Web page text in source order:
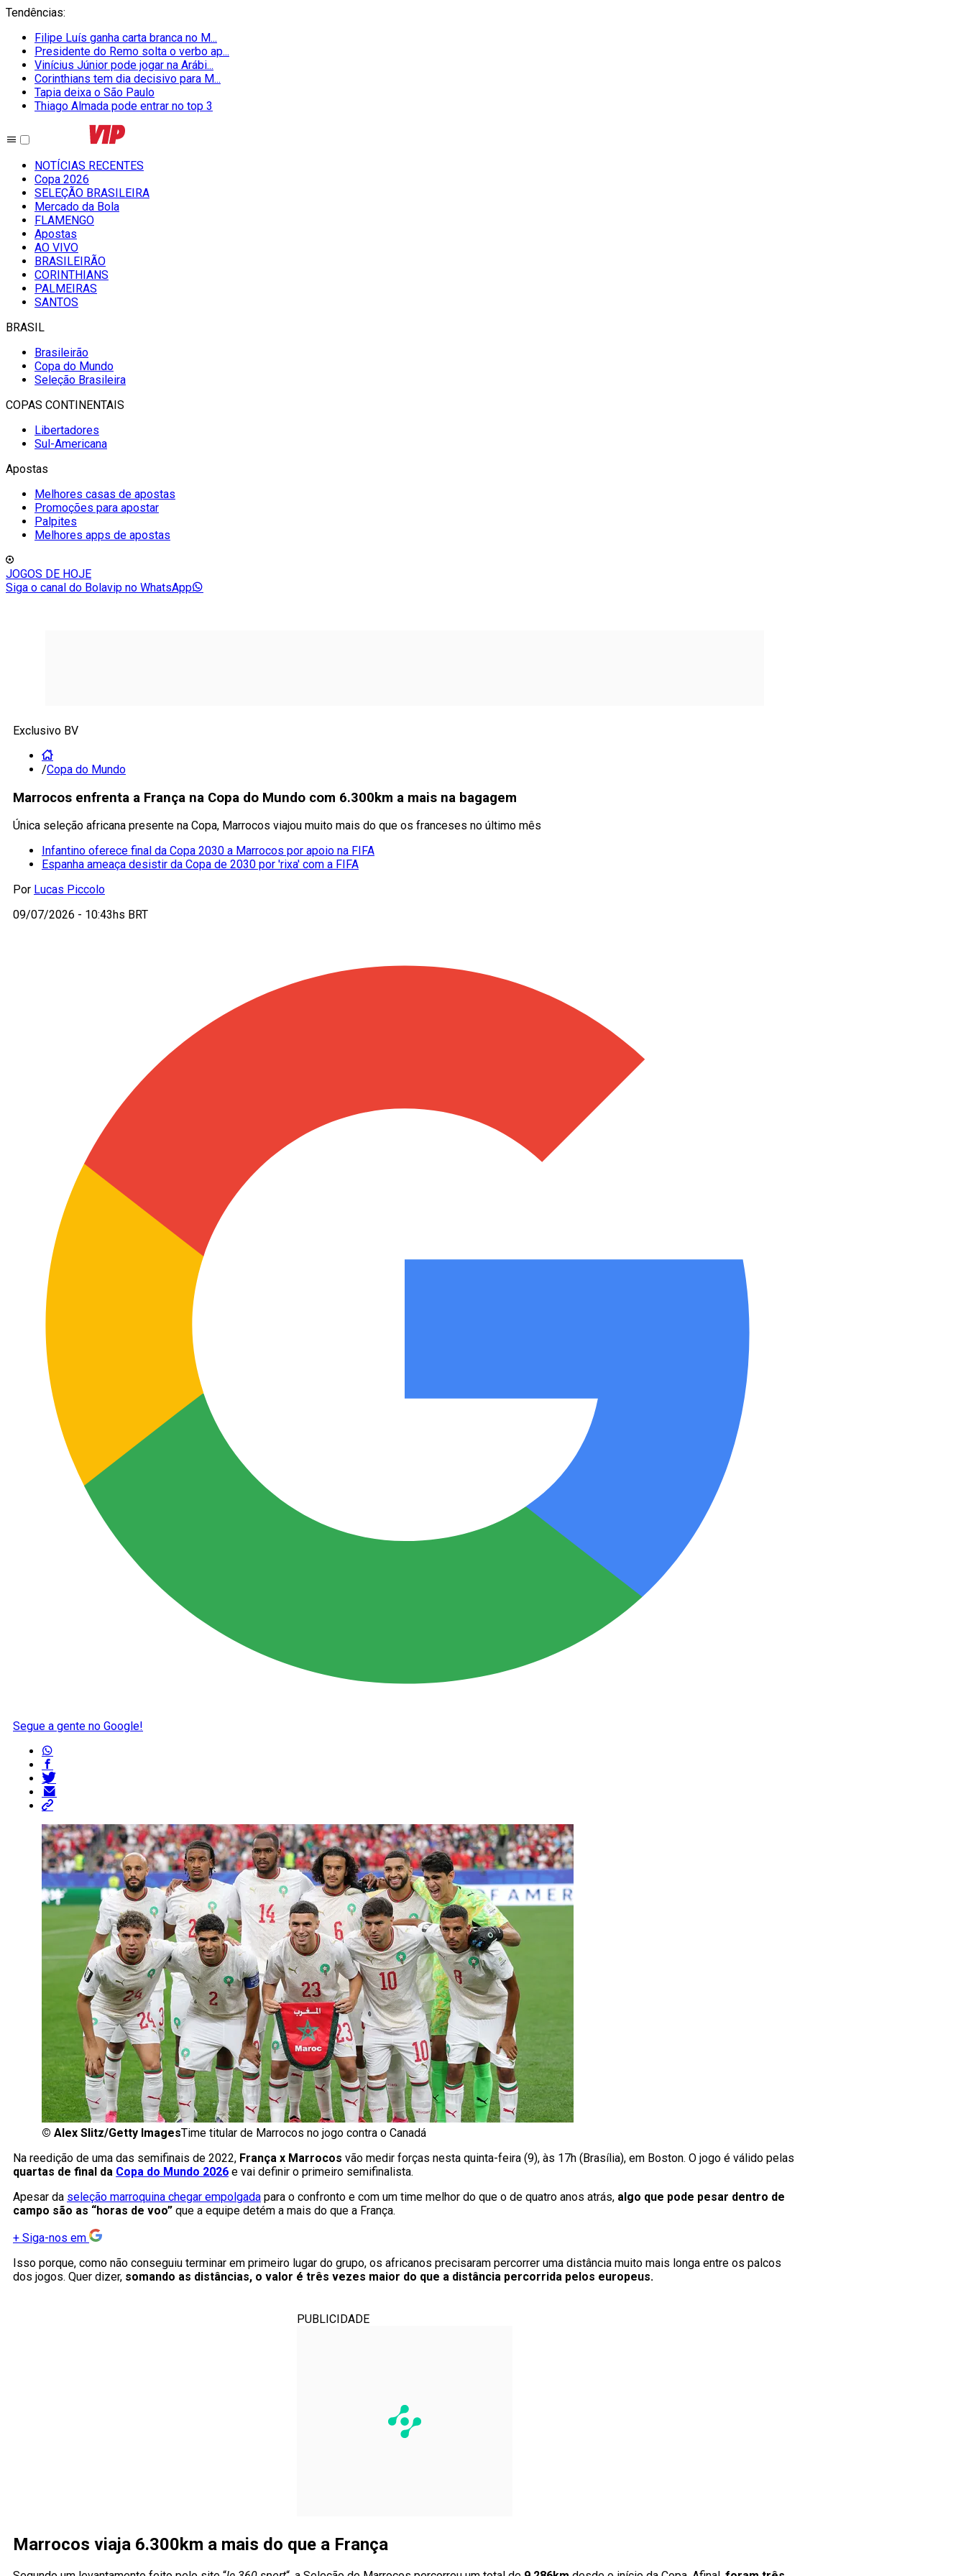
Tendências:
Filipe Luís ganha carta branca no M...
Presidente do Remo solta o verbo ap...
Vinícius Júnior pode jogar na Arábi...
Corinthians tem dia decisivo para M...
Tapia deixa o São Paulo
Thiago Almada pode entrar no top 3
NOTÍCIAS RECENTES
Copa 2026
SELEÇÃO BRASILEIRA
Mercado da Bola
FLAMENGO
Apostas
AO VIVO
BRASILEIRÃO
CORINTHIANS
PALMEIRAS
SANTOS
BRASIL
Brasileirão
Copa do Mundo
Seleção Brasileira
COPAS CONTINENTAIS
Libertadores
Sul-Americana
Apostas
Melhores casas de apostas
Promoções para apostar
Palpites
Melhores apps de apostas
JOGOS DE HOJE
Siga o canal do Bolavip no WhatsApp
Exclusivo BV
/Copa do Mundo
Marrocos enfrenta a França na Copa do Mundo com 6.300km a mais na bagagem
Única seleção africana presente na Copa, Marrocos viajou muito mais do que os franceses no último mês
Infantino oferece final da Copa 2030 a Marrocos por apoio na FIFA
Espanha ameaça desistir da Copa de 2030 por 'rixa' com a FIFA
Por Lucas Piccolo
09/07/2026 - 10:43hs BRT
Segue a gente no Google!
© Alex Slitz/Getty ImagesTime titular de Marrocos no jogo contra o Canadá
Na reedição de uma das semifinais de 2022, França x Marrocos vão medir forças nesta quinta-feira (9), às 17h (Brasília), em Boston. O jogo é válido pelas
quartas de final da Copa do Mundo 2026 e vai definir o primeiro semifinalista.
Apesar da seleção marroquina chegar empolgada para o confronto e com um time melhor do que o de quatro anos atrás, algo que pode pesar dentro de
campo são as “horas de voo” que a equipe detém a mais do que a França.
+ Siga-nos em
Isso porque, como não conseguiu terminar em primeiro lugar do grupo, os africanos precisaram percorrer uma distância muito mais longa entre os palcos
dos jogos. Quer dizer, somando as distâncias, o valor é três vezes maior do que a distância percorrida pelos europeus.
PUBLICIDADE
Marrocos viaja 6.300km a mais do que a França